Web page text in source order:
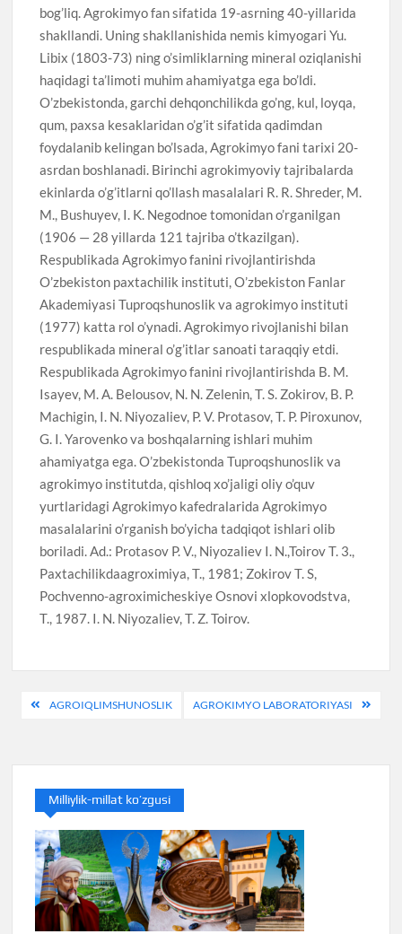
bog’liq. Agrokimyo fan sifatida 19-asrning 40-yillarida
shakllandi. Uning shakllanishida nemis kimyogari Yu.
Libix (1803-73) ning o’simliklarning mineral oziqlanishi
haqidagi ta’limoti muhim ahamiyatga ega bo’ldi.
O’zbekistonda, garchi dehqonchilikda go’ng, kul, loyqa,
qum, paxsa kesaklaridan o’g’it sifatida qadimdan
foydalanib kelingan bo’lsada, Agrokimyo fani tarixi 20-
asrdan boshlanadi. Birinchi agrokimyoviy tajribalarda
ekinlarda o’g’itlarni qo’llash masalalari R. R. Shreder, M.
M., Bushuyev, I. K. Negodnoe tomonidan o’rganilgan
(1906 — 28 yillarda 121 tajriba o’tkazilgan).
Respublikada Agrokimyo fanini rivojlantirishda
O’zbekiston paxtachilik instituti, O’zbekiston Fanlar
Akademiyasi Tuproqshunoslik va agrokimyo instituti
(1977) katta rol o’ynadi. Agrokimyo rivojlanishi bilan
respublikada mineral o’g’itlar sanoati taraqqiy etdi.
Respublikada Agrokimyo fanini rivojlantirishda B. M.
Isayev, M. A. Belousov, N. N. Zelenin, T. S. Zokirov, B. P.
Machigin, I. N. Niyozaliev, P. V. Protasov, T. P. Piroxunov,
G. I. Yarovenko va boshqalarning ishlari muhim
ahamiyatga ega. O’zbekistonda Tuproqshunoslik va
agrokimyo institutda, qishloq xo’jaligi oliy o’quv
yurtlaridagi Agrokimyo kafedralarida Agrokimyo
masalalarini o’rganish bo’yicha tadqiqot ishlari olib
boriladi. Ad.: Protasov P. V., Niyozaliev I. N.,Toirov T. 3.,
Paxtachilikdaagroximiya, T., 1981; Zokirov T. S,
Pochvenno-agroximicheskiye Osnovi xlopkovodstva,
T., 1987. I. N. Niyozaliev, T. Z. Toirov.
PostAGROIQLIMSHUNOSLIK AGROKIMYO LABORATORIYASI
Milliylik-millat ko’zgusi